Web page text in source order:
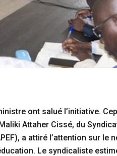
ont salué l’initiative.
Attaher Cissé, du
a attiré l’attention sur le
Le syndicaliste